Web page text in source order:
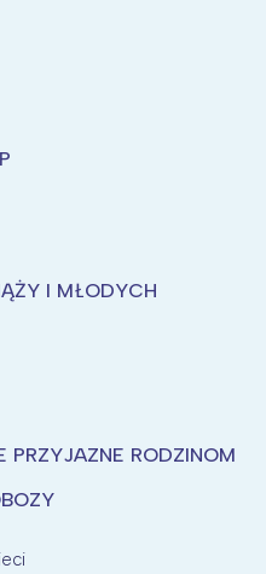
I MŁODYCH
PRZYJAZNE RODZINOM